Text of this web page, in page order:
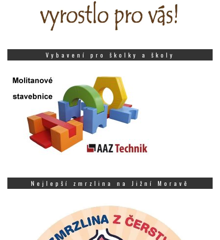
Vybavení pro školky a školy
Nejlepší zmrzlina na Jižní Moravě